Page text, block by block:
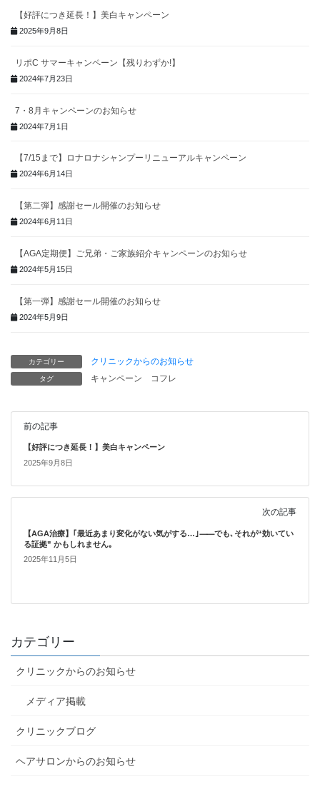
【好評につき延長！】美白キャンペーン
2025年9月8日
リポC サマーキャンペーン【残りわずか!】
2024年7月23日
7・8月キャンペーンのお知らせ
2024年7月1日
【7/15まで】ロナロナシャンプーリニューアルキャンペーン
2024年6月14日
【第二弾】感謝セール開催のお知らせ
2024年6月11日
【AGA定期便】ご兄弟・ご家族紹介キャンペーンのお知らせ
2024年5月15日
【第一弾】感謝セール開催のお知らせ
2024年5月9日
カテゴリー クリニックからのお知らせ
タグ キャンペーン コフレ
前の記事
【好評につき延長！】美白キャンペーン
2025年9月8日
次の記事
【AGA治療】｢最近あまり変化がない気がする…｣⸺でも､それが“効いてい
る証拠” かもしれません｡
2025年11月5日
カテゴリー
クリニックからのお知らせ
メディア掲載
クリニックブログ
ヘアサロンからのお知らせ